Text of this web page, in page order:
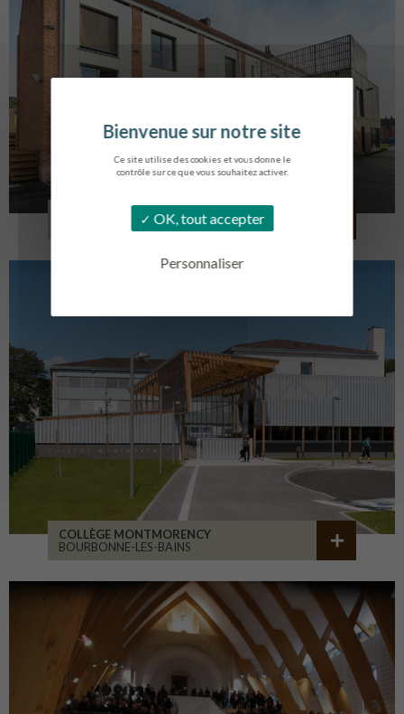
Ce site utilise des cookies et vous donne le
contrôle sur ce que vous souhaitez activer.
OK, tout accepter
Personnaliser
LOG. JEUNES TRAVAILLEURS
COLLÈGE MONTMORENCY
BOURBONNE-LES-BAINS